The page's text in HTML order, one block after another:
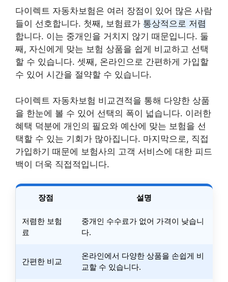
다이렉트 자동차보험은 여러 장점이 있어 많은 사람
들이 선호합니다. 첫째, 보험료가 통상적으로 저렴
합니다. 이는 중개인을 거치지 않기 때문입니다. 둘
째, 자신에게 맞는 보험 상품을 쉽게 비교하고 선택
할 수 있습니다. 셋째, 온라인으로 간편하게 가입할
수 있어 시간을 절약할 수 있습니다.
다이렉트 자동차보험 비교견적을 통해 다양한 상품
을 한눈에 볼 수 있어 선택의 폭이 넓습니다. 이러한
혜택 덕분에 개인의 필요와 예산에 맞는 보험을 선
택할 수 있는 기회가 많아집니다. 마지막으로, 직접
가입하기 때문에 보험사의 고객 서비스에 대한 피드
백이 더욱 직접적입니다.
장점 설명
저렴한 보험
료
중개인 수수료가 없어 가격이 낮습니
다.
간편한 비교
온라인에서 다양한 상품을 손쉽게 비
교할 수 있습니다.